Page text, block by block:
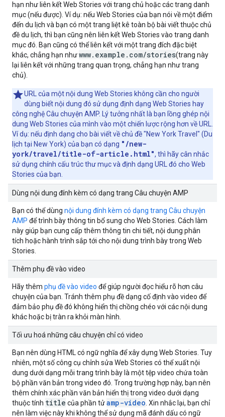
hạn như liên kết Web Stories với trang chủ hoặc các trang danh
mục (nếu được). Ví dụ: nếu Web Stories của bạn nói về một điểm
đến du lịch và bạn có một trang liệt kê toàn bộ bài viết thuộc chủ
đề du lịch, thì bạn cũng nên liên kết Web Stories vào trang danh
mục đó. Bạn cũng có thể liên kết với một trang đích đặc biệt
khác, chẳng hạn nhưwww.example.com/stories(trang này
lại liên kết với những trang quan trọng, chẳng hạn như trang
chủ).
URL của một nội dung Web Stories không cần cho người
dùng biết nội dung đó sử dụng định dạng Web Stories hay
công nghệ Câu chuyện AMP. Lý tưởng nhất là bạn lồng ghép nội
dung Web Stories của mình vào một chiến lược rộng hơn về URL.
Ví dụ: nếu định dạng cho bài viết về chủ đề"New York Travel" (Du
lịch tại New York) của bạn có dạng "/new-
york/travel/title-of-article.html", thì hãy cân nhắc
sử dụng chính cấu trúc thư mục và định dạng URL đó cho Web
Stories của bạn.
Dùng nội dung đính kèm có dạng trang Câu chuyện AMP
Bạn có thể dùng nội dung đính kèm có dạng trang Câu chuyện
AMP để trình bày thông tin bổ sung cho Web Stories. Cách làm
này giúp bạn cung cấp thêm thông tin chi tiết, nội dung phân
tích hoặc hành trình sắp tới cho nội dung trình bày trong Web
Stories.
Thêm phụ đề vào video
Hãy thêm phụ đề vào video để giúp người đọc hiểu rõ hơn câu
chuyện của bạn. Tránh thêm phụ đề dạng cố định vào video để
đảm bảo phụ đề đó không hiển thị chồng chéo với các nội dung
khác hoặc bị tràn ra khỏi màn hình.
Tối ưu hoá những câu chuyện chỉ có video
Bạn nên dùng HTML có ngữ nghĩa để xây dựng Web Stories. Tuy
nhiên, một số công cụ chỉnh sửa Web Stories có thể xuất nội
dung dưới dạng mỗi trang trình bày là một tệp video chứa toàn
bộ phần văn bản trong video đó. Trong trường hợp này, bạn nên
thêm chính xác phần văn bản hiển thị trong video dưới dạng
thuộc tính title của phần tửamp-video . Xin nhắc lại, bạn chỉ
nên làm việc này khi không thể sử dụng mã đánh dấu có ngữ